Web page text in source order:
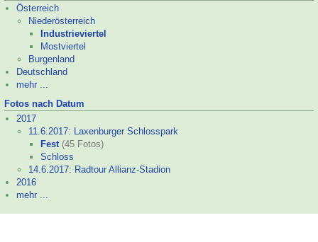
Österreich
Niederösterreich
Industrieviertel
Mostviertel
Burgenland
Deutschland
mehr ...
Fotos nach Datum
2017
11.6.2017: Laxenburger Schlosspark
Fest (45 Fotos)
Schloss
14.6.2017: Radtour Allianz-Stadion
2016
mehr ...